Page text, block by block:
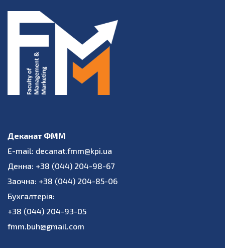
Деканат ФММ
E-mail: decanat.fmm@kpi.ua
Денна: +38 (044) 204-98-67
Заочна: +38 (044) 204-85-06
Бухгалтерія:
+38 (044) 204-93-05
fmm.buh@gmail.com